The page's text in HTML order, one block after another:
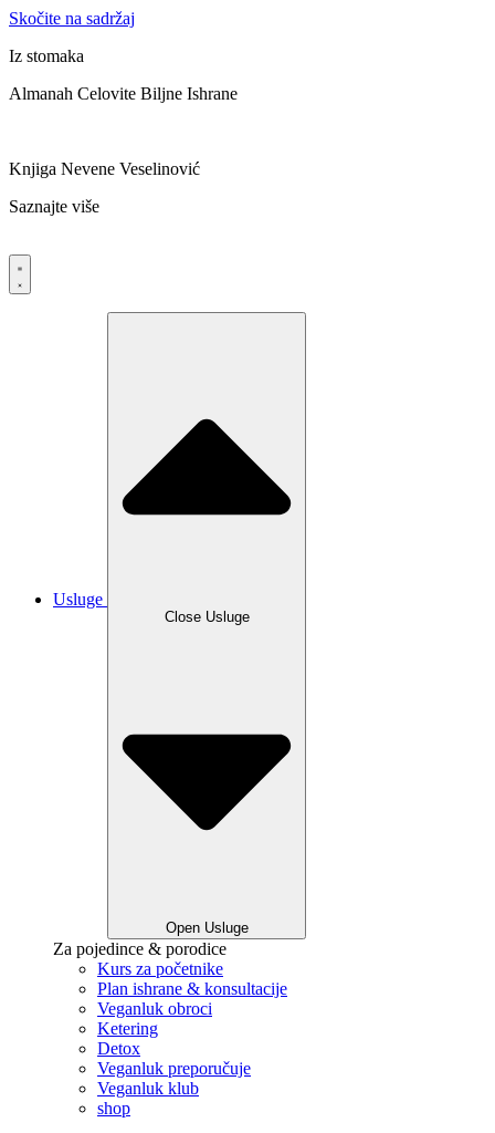
Skočite na sadržaj
Iz stomaka
Almanah Celovite Biljne Ishrane
Knjiga Nevene Veselinović
Saznajte više
Usluge
Close Usluge
Open Usluge
Za pojedince & porodice
Kurs za početnike
Plan ishrane & konsultacije
Veganluk obroci
Ketering
Detox
Veganluk preporučuje
Veganluk klub
shop